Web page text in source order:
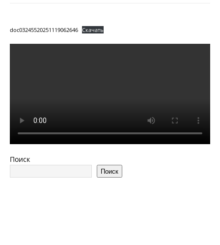
doc03245520251119062646 Скачать
Поиск
Поиск